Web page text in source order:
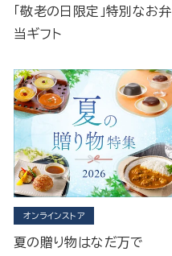
「敬老の日限定」特別なお弁
当ギフト
オンラインストア
夏の贈り物はなだ万で